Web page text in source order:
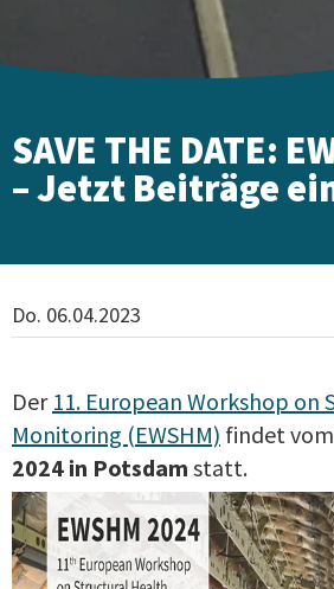
SAVE THE DATE:
– Jetzt Beiträge
Do. 06.04.2023
Der 11. European Workshop
Monitoring (EWSHM) findet vom
2024 in Potsdam statt.